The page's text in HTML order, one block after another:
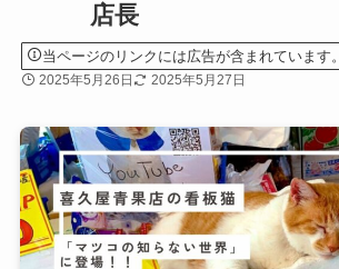
店長
当ページのリンクには広告が含まれています。
2025年5月26日 2025年5月27日